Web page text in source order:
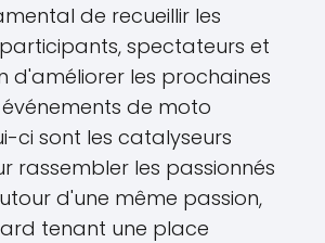
de recueillir les
spectateurs et
d'améliorer les prochaines
événements de moto
ci sont les catalyseurs
rassembler les passionnés
d'une même passion,
tenant une place